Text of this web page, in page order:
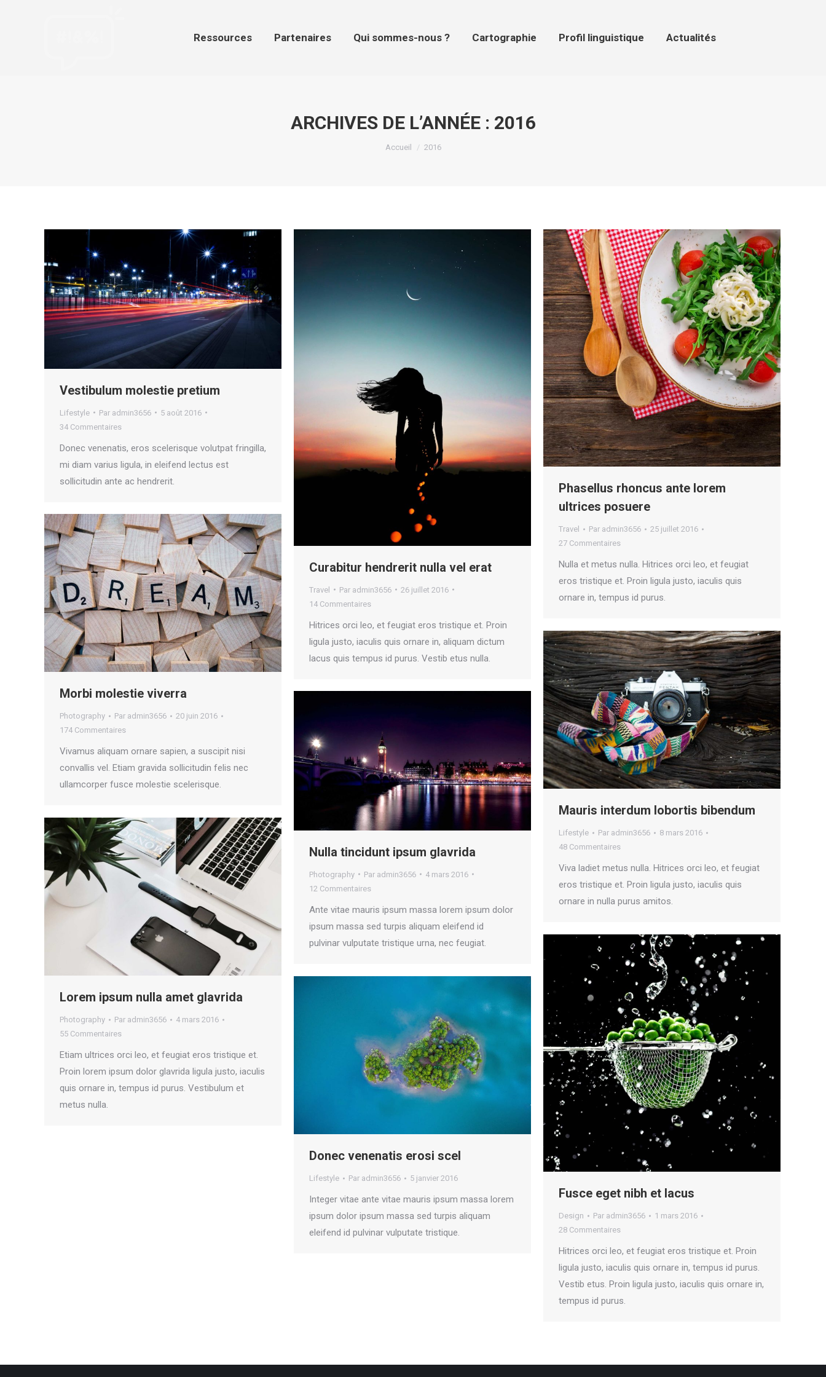
Ressources Partenaires Qui sommes-nous ? Cartographie Profil linguistique Actualités
ARCHIVES DE L’ANNÉE : 2016
Vous êtes ici :
Accueil 2016
Vestibulum molestie pretium
Lifestyle Par admin3656
5 août 2016
34 Commentaires
Donec venenatis, eros scelerisque volutpat fringilla,
mi diam varius ligula, in eleifend lectus est
sollicitudin ante ac hendrerit.
Curabitur hendrerit nulla vel erat
Travel Par admin3656
26 juillet 2016
14 Commentaires
Hitrices orci leo, et feugiat eros tristique et. Proin
ligula justo, iaculis quis ornare in, aliquam dictum
lacus quis tempus id purus. Vestib etus nulla.
Phasellus rhoncus ante lorem
ultrices posuere
Travel Par admin3656
25 juillet 2016
27 Commentaires
Nulla et metus nulla. Hitrices orci leo, et feugiat
eros tristique et. Proin ligula justo, iaculis quis
ornare in, tempus id purus.
Morbi molestie viverra
Photography Par admin3656
20 juin 2016
174 Commentaires
Vivamus aliquam ornare sapien, a suscipit nisi
convallis vel. Etiam gravida sollicitudin felis nec
ullamcorper fusce molestie scelerisque.
Mauris interdum lobortis bibendum
Lifestyle Par admin3656
8 mars 2016
48 Commentaires
Viva ladiet metus nulla. Hitrices orci leo, et feugiat
eros tristique et. Proin ligula justo, iaculis quis
ornare in nulla purus amitos.
Nulla tincidunt ipsum glavrida
Photography Par admin3656
4 mars 2016
12 Commentaires
Ante vitae mauris ipsum massa lorem ipsum dolor
ipsum massa sed turpis aliquam eleifend id
pulvinar vulputate tristique urna, nec feugiat.
Lorem ipsum nulla amet glavrida
Photography Par admin3656
4 mars 2016
55 Commentaires
Etiam ultrices orci leo, et feugiat eros tristique et.
Proin lorem ipsum dolor glavrida ligula justo, iaculis
quis ornare in, tempus id purus. Vestibulum et
metus nulla.
Fusce eget nibh et lacus
Design Par admin3656
1 mars 2016
28 Commentaires
Hitrices orci leo, et feugiat eros tristique et. Proin
ligula justo, iaculis quis ornare in, tempus id purus.
Vestib etus. Proin ligula justo, iaculis quis ornare in,
tempus id purus.
Donec venenatis erosi scel
Lifestyle Par admin3656 5 janvier 2016
Integer vitae ante vitae mauris ipsum massa lorem
ipsum dolor ipsum massa sed turpis aliquam
eleifend id pulvinar vulputate tristique.